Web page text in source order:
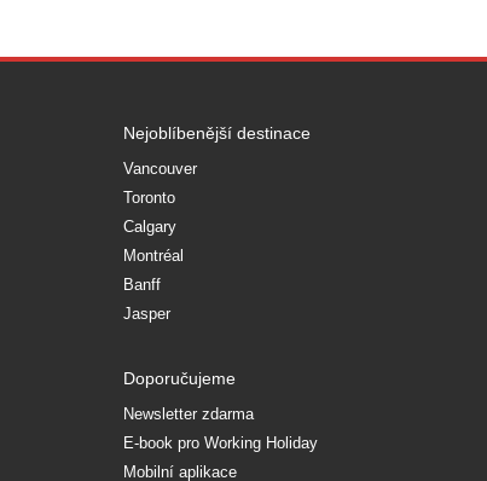
Nejoblíbenější destinace
Vancouver
Toronto
Calgary
Montréal
Banff
Jasper
Doporučujeme
Newsletter zdarma
E-book pro Working Holiday
Mobilní aplikace